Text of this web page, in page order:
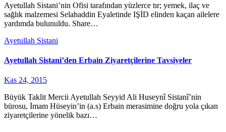
Ayetullah Sistani’nin Ofisi tarafından yüzlerce tır; yemek, ilaç ve
sağlık malzemesi Selahaddin Eyaletinde IŞİD elinden kaçan ailelere
yardımda bulunuldu. Share…
Ayetullah Sistani
Ayetullah Sistani’den Erbain Ziyaretçilerine Tavsiyeler
Kas 24, 2015
Büyük Taklit Mercii Ayetullah Seyyid Ali Huseynî Sistanî’nin
bürosu, İmam Hüseyin’in (a.s) Erbain merasimine doğru yola çıkan
ziyaretçilerine yönelik bazı…